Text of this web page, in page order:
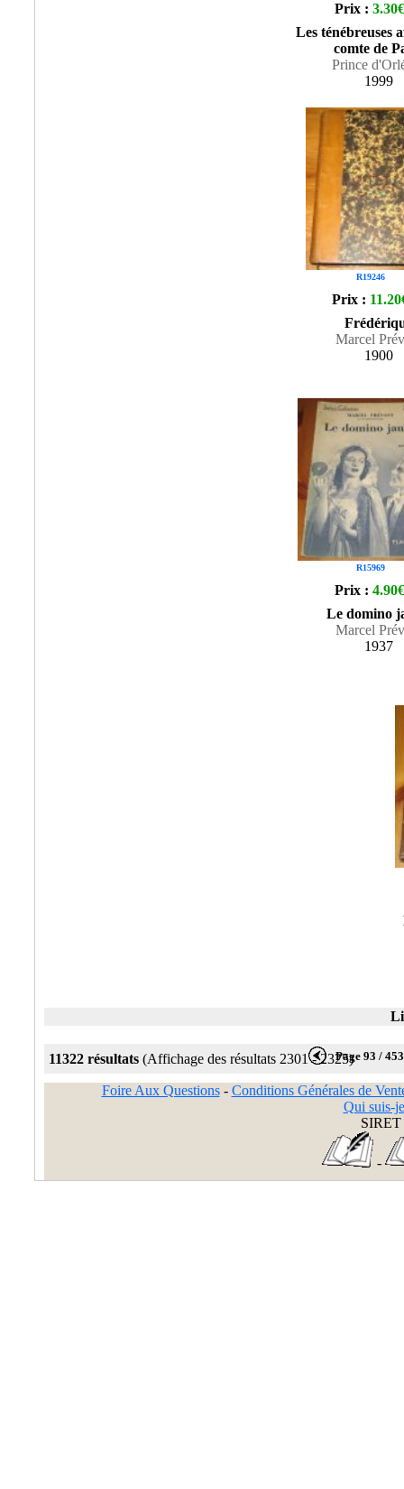
Prix : 3.30€
Les ténébreuses
comte de
Prince
1999
R19246
Prix :
Marcel
1900
R15969
Prix : 4.90€
Le domino
Marcel
1937
11322 résultats (Affichage des résultats 2301 - 2325)Page 93 / 453
Foire Aux Questions- Conditions Générales de
Qui suis-
SIRET
-